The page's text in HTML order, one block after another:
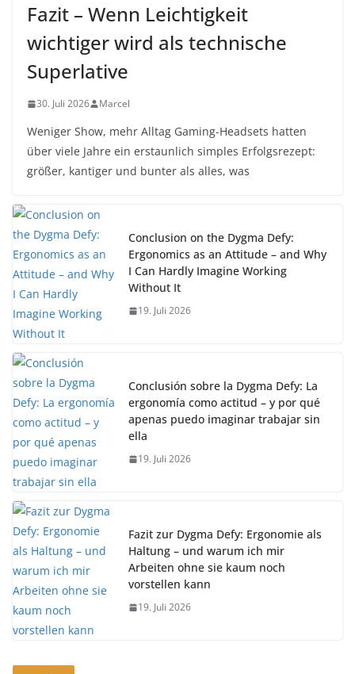
Fazit – Wenn Leichtigkeit
wichtiger wird als technische
Superlative
30. Juli 2026 Marcel
Weniger Show, mehr Alltag Gaming-Headsets hatten
über viele Jahre ein erstaunlich simples Erfolgsrezept:
größer, kantiger und bunter als alles, was
Conclusion on the Dygma Defy:
Ergonomics as an Attitude – and Why
I Can Hardly Imagine Working
Without It
19. Juli 2026
Conclusión sobre la Dygma Defy: La
ergonomía como actitud – y por qué
apenas puedo imaginar trabajar sin
ella
19. Juli 2026
Fazit zur Dygma Defy: Ergonomie als
Haltung – und warum ich mir
Arbeiten ohne sie kaum noch
vorstellen kann
19. Juli 2026